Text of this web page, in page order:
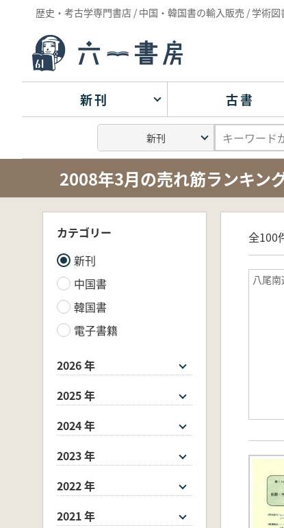
歴史・考古学専門書店 / 中国・韓国書の輸入販売 / 学術図
新刊 古書
2008年3月の売れ筋ランキン
カテゴリー
新刊
中国書
韓国書
電子書籍
2026 年
2025 年
2024 年
2023 年
2022 年
2021 年
全100
八尾